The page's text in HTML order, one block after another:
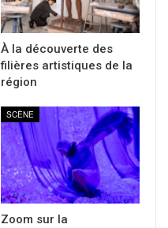
À la découverte des
filières artistiques de la
région
SCÈNE
Zoom sur la